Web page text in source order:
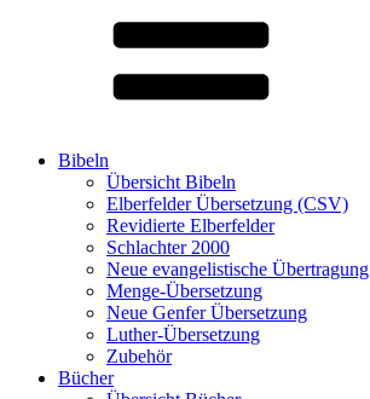
Bibeln
Übersicht Bibeln
Elberfelder Übersetzung (CSV)
Revidierte Elberfelder
Schlachter 2000
Neue evangelistische Übertragung
Menge-Übersetzung
Neue Genfer Übersetzung
Luther-Übersetzung
Zubehör
Bücher